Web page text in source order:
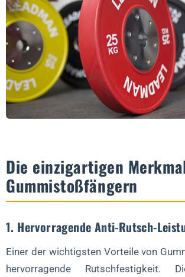
Die einzigartigen
Gummistoßfängern
1. Hervorragende Anti-Rutsch-
Einer der wichtigsten Vorteile von
hervorragende Rutschfestigkeit.